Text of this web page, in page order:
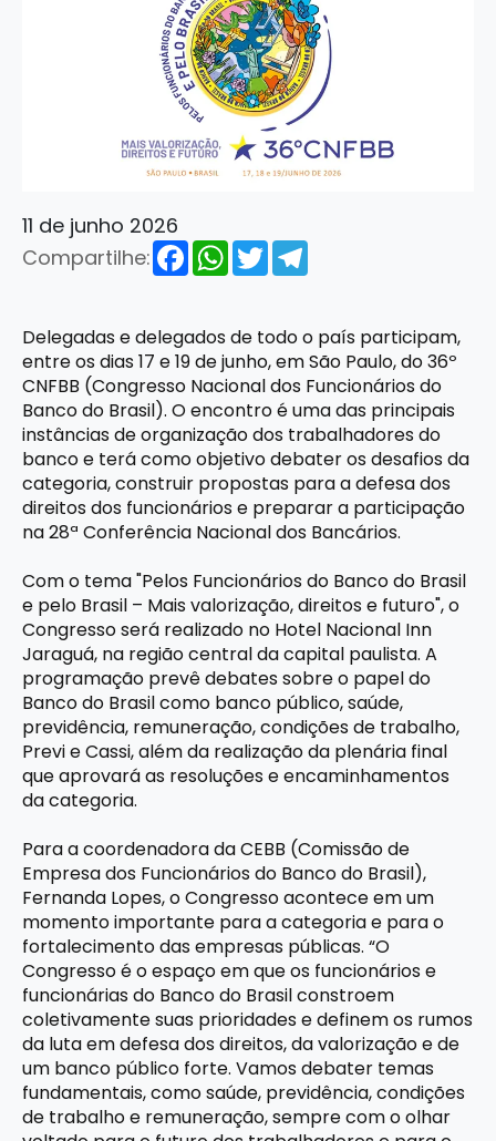
11 de junho 2026
Compartilhe:
FacebookWhatsApp
Twitter
Delegadas e delegados de todo o país participam,
entre os dias 17 e 19 de junho, em São Paulo, do 36º
CNFBB (Congresso Nacional dos Funcionários do
Banco do Brasil). O encontro é uma das principais
instâncias de organização dos trabalhadores do
banco e terá como objetivo debater os desafios da
categoria, construir propostas para a defesa dos
direitos dos funcionários e preparar a participação
na 28ª Conferência Nacional dos Bancários.
Com o tema "Pelos Funcionários do Banco do Brasil
e pelo Brasil – Mais valorização, direitos e futuro", o
Congresso será realizado no Hotel Nacional Inn
Jaraguá, na região central da capital paulista. A
programação prevê debates sobre o papel do
Banco do Brasil como banco público, saúde,
previdência, remuneração, condições de trabalho,
Previ e Cassi, além da realização da plenária final
que aprovará as resoluções e encaminhamentos
da categoria.
Para a coordenadora da CEBB (Comissão de
Empresa dos Funcionários do Banco do Brasil),
Fernanda Lopes, o Congresso acontece em um
momento importante para a categoria e para o
fortalecimento das empresas públicas. “O
Congresso é o espaço em que os funcionários e
funcionárias do Banco do Brasil constroem
coletivamente suas prioridades e definem os rumos
da luta em defesa dos direitos, da valorização e de
um banco público forte. Vamos debater temas
fundamentais, como saúde, previdência, condições
de trabalho e remuneração, sempre com o olhar